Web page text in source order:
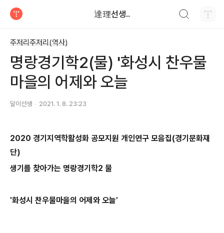
達理선생..
주저리주저리(역사)
명랑경기학2(물) '화성시 찬우물
마을의 어제와 오늘
달이선생 2021. 1. 8. 23:23
2020 경기지역학활성화 공모지원 개인연구 모음집(경기문화재
단)
생기를 찾아가는 명랑경기학2 물
'화성시 찬우물마을의 어제와 오늘'